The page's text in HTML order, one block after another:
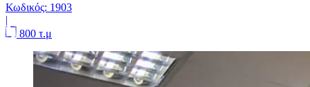
Κωδικός: 1903
|
800 τ.μ